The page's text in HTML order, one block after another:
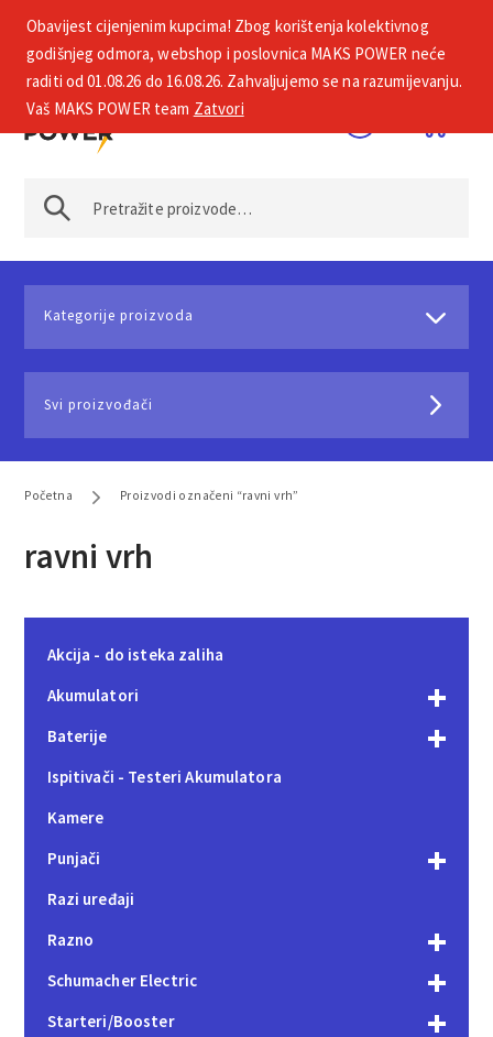
+385 1 2002 575
Kategorije proizvoda
Svi proizvođači
Početna Proizvodi označeni “ravni vrh”
ravni vrh
Akcija - do isteka zaliha
Akumulatori
Baterije
Ispitivači - Testeri Akumulatora
Kamere
Punjači
Razi uređaji
Razno
Schumacher Electric
Starteri/Booster
Obavijest cijenjenim kupcima! Zbog korištenja kolektivnog
godišnjeg odmora, webshop i poslovnica MAKS POWER neće
raditi od 01.08.26 do 16.08.26. Zahvaljujemo se na razumijevanju.
Vaš MAKS POWER team Zatvori